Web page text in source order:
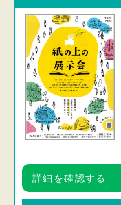
詳細を確認する